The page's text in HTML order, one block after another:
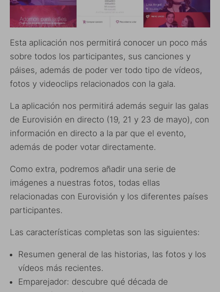
Esta aplicación nos permitirá conocer un poco más
sobre todos los participantes, sus canciones y
páises, además de poder ver todo tipo de vídeos,
fotos y videoclips relacionados con la gala.
La aplicación nos permitirá además seguir las galas
de Eurovisión en directo (19, 21 y 23 de mayo), con
información en directo a la par que el evento,
además de poder votar directamente.
Como extra, podremos añadir una serie de
imágenes a nuestras fotos, todas ellas
relacionadas con Eurovisión y los diferentes países
participantes.
Las características completas son las siguientes:
Resumen general de las historias, las fotos y los
vídeos más recientes.
Emparejador: descubre qué década de